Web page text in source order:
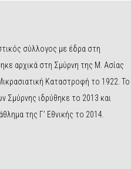
σύλλογος με έδρα στη
αρχικά στη Σμύρνη της Μ. Ασίας
Καταστροφή το 1922. Το
Σμύρνης ιδρύθηκε το 2013 και
της Γ’ Εθνικής το 2014.